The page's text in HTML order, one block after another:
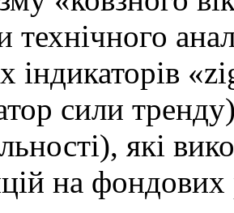
індикаторів
сили
які
на фондових